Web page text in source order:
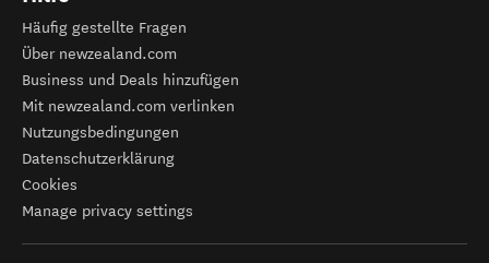
Häufig gestellte Fragen
Über newzealand.com
Business und Deals hinzufügen
Mit newzealand.com verlinken
Nutzungsbedingungen
Datenschutzerklärung
Cookies
Manage privacy settings